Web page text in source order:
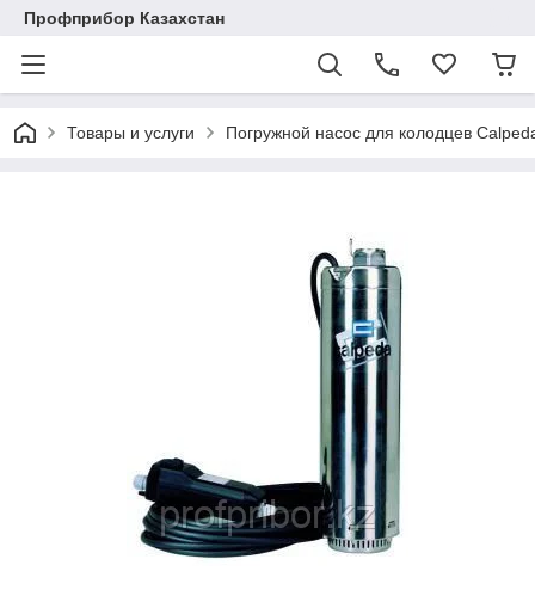
Профприбор Казахстан
Товары и услуги Погружной насос для колодцев